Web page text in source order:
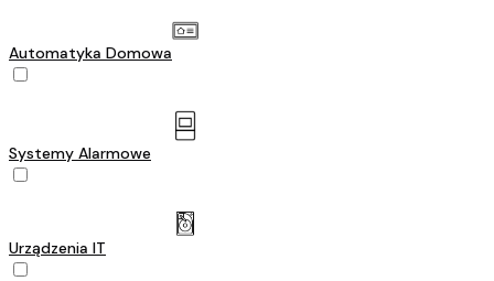
Automatyka Domowa
Systemy Alarmowe
Urządzenia IT